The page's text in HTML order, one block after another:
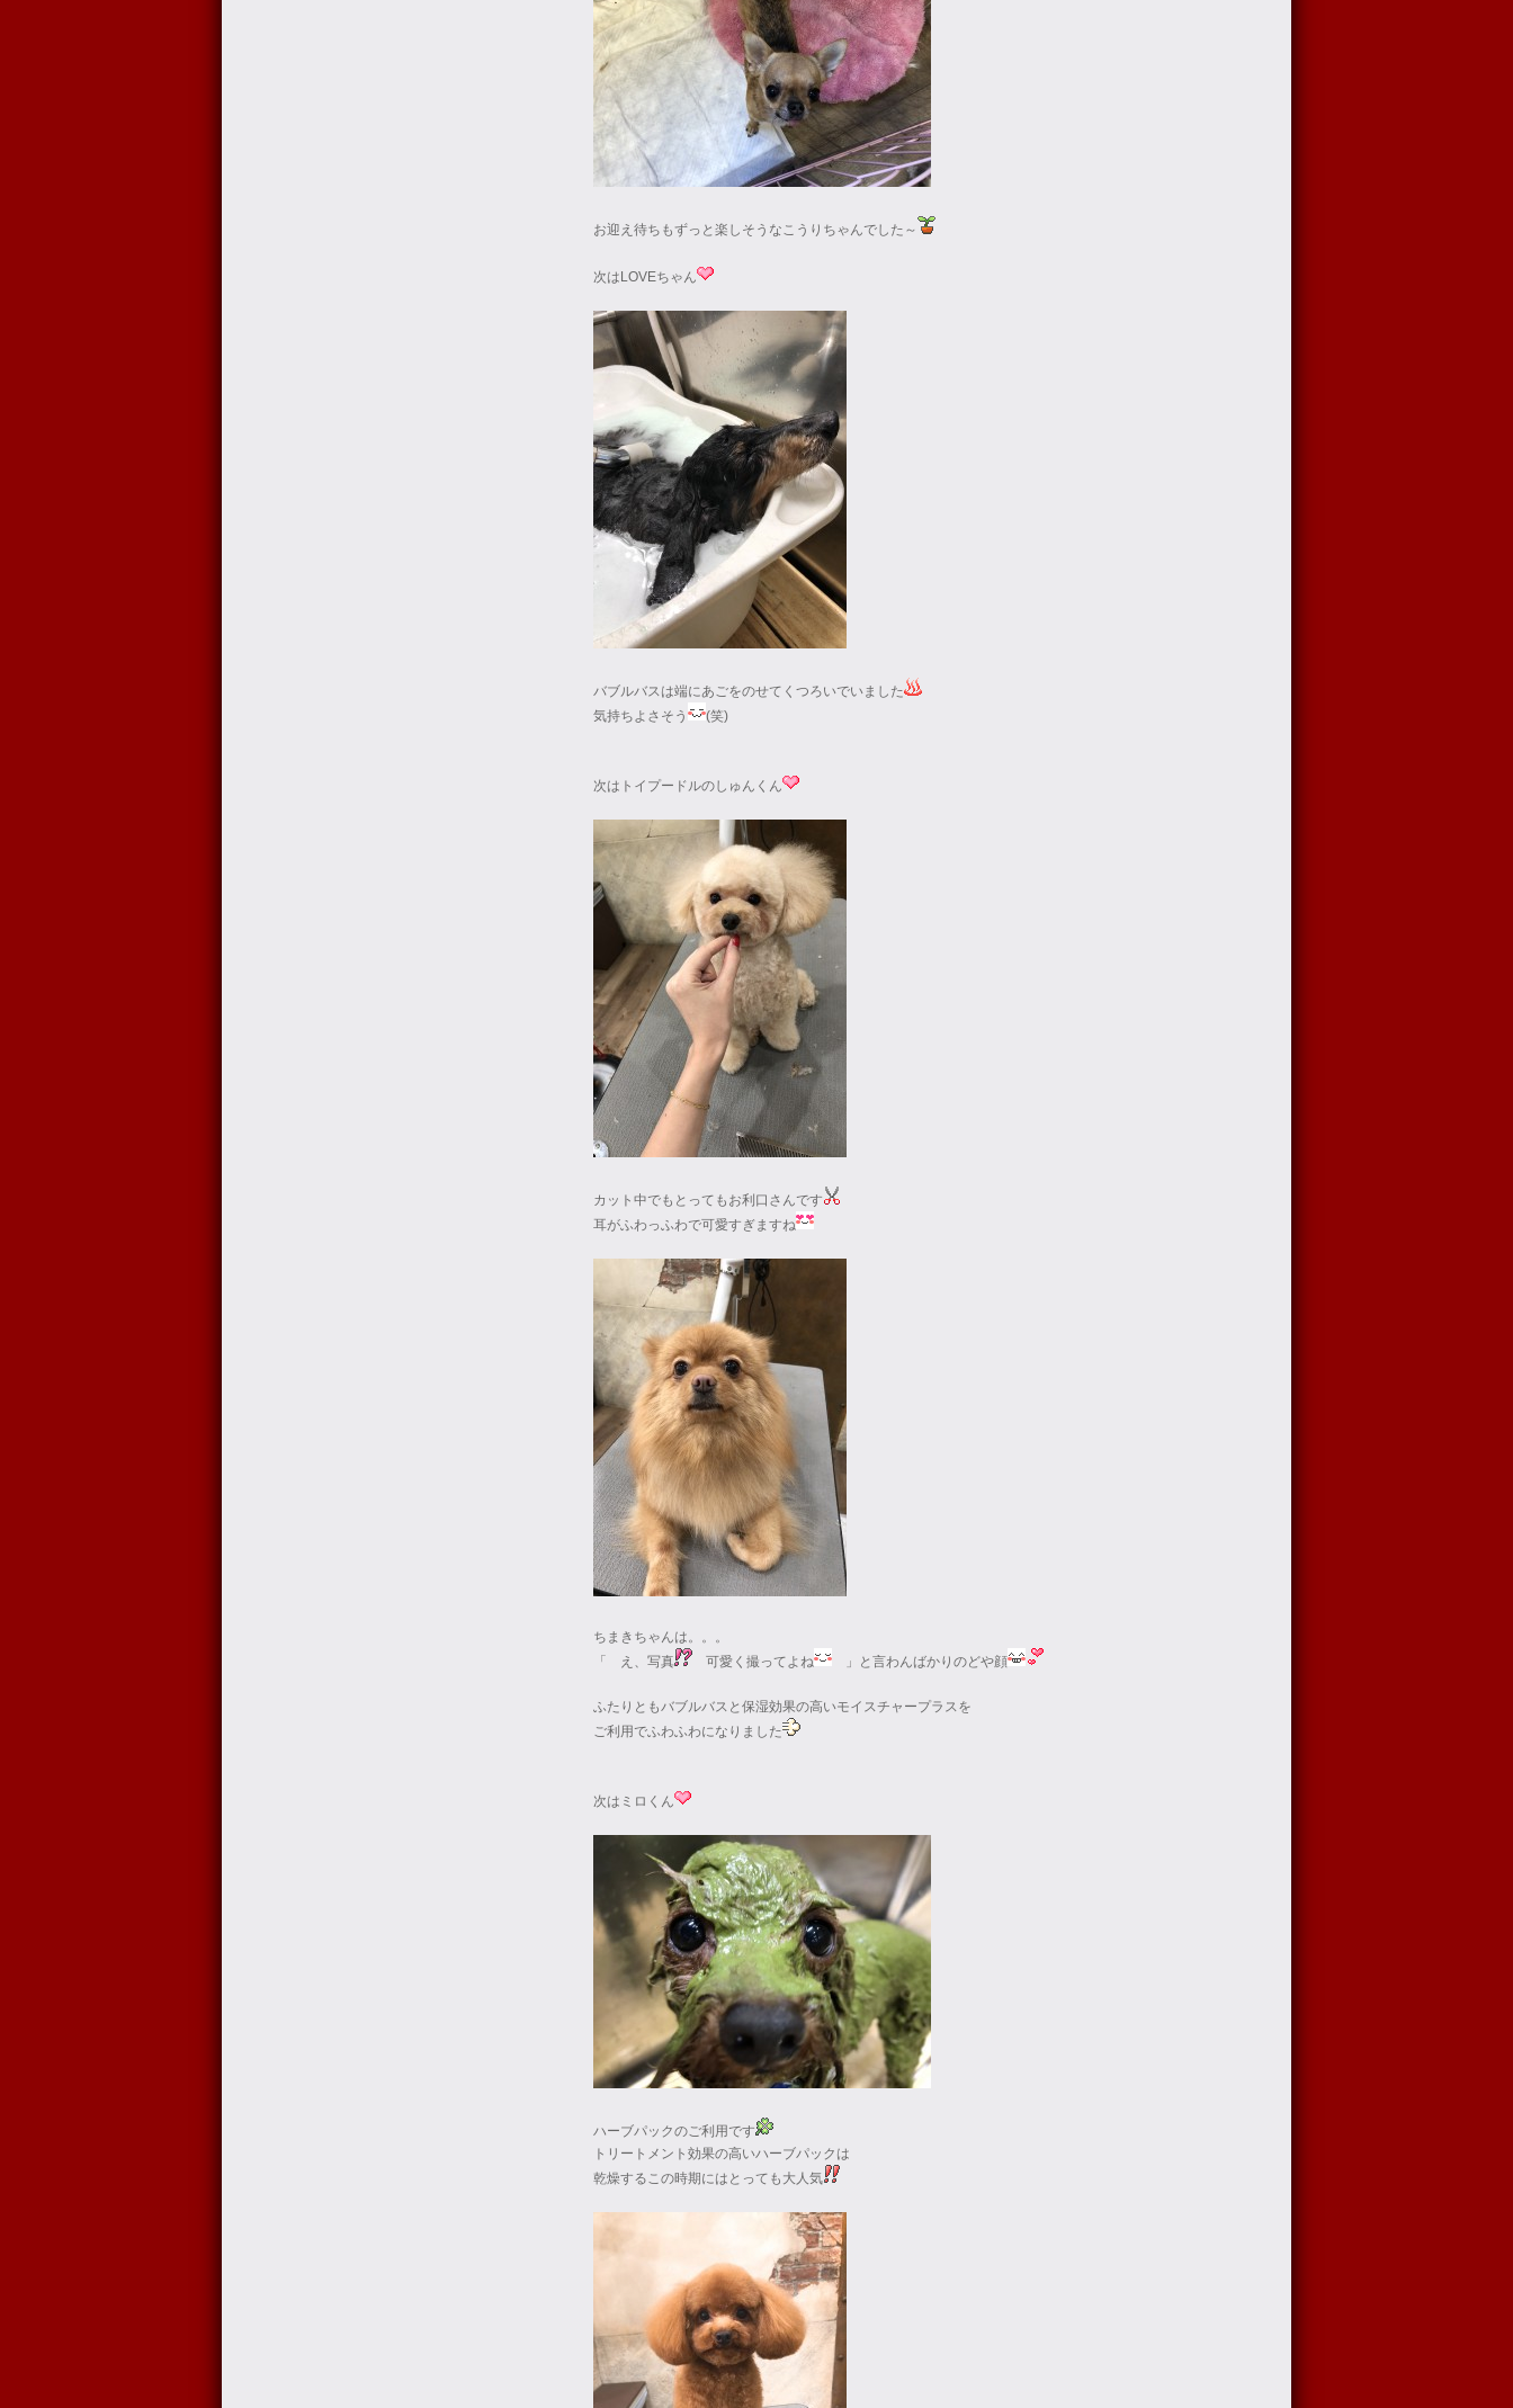
お迎え待ちもずっと楽しそうなこうりちゃんでした～
次はLOVEちゃん
バブルバスは端にあごをのせてくつろいでいました
気持ちよさそう
(笑)
次はトイプードルのしゅんくん
カット中でもとってもお利口さんです
耳がふわっふわで可愛すぎますね
ちまきちゃんは。。。
「 え、写真
可愛く撮ってよね 」と言わんばかりのどや顔
ふたりともバブルバスと保湿効果の高いモイスチャープラスを
ご利用でふわふわになりました
次はミロくん
ハーブパックのご利用です
トリートメント効果の高いハーブパックは
乾燥するこの時期にはとっても大人気